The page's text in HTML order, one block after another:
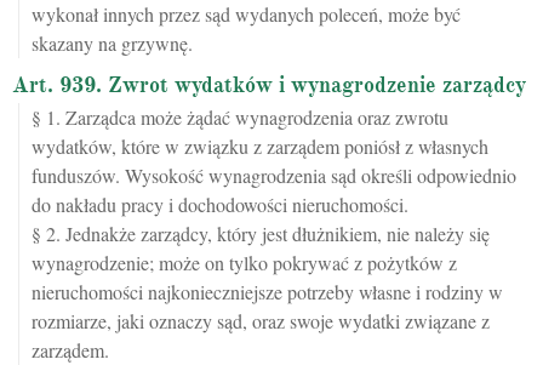
wykonał innych przez sąd wydanych poleceń, może być
skazany na grzywnę.
Art. 939. Zwrot wydatków i wynagrodzenie zarządcy
§ 1. Zarządca może żądać wynagrodzenia oraz zwrotu
wydatków, które w związku z zarządem poniósł z własnych
funduszów. Wysokość wynagrodzenia sąd określi odpowiednio
do nakładu pracy i dochodowości nieruchomości.
§ 2. Jednakże zarządcy, który jest dłużnikiem, nie należy się
wynagrodzenie; może on tylko pokrywać z pożytków z
nieruchomości najkonieczniejsze potrzeby własne i rodziny w
rozmiarze, jaki oznaczy sąd, oraz swoje wydatki związane z
zarządem.